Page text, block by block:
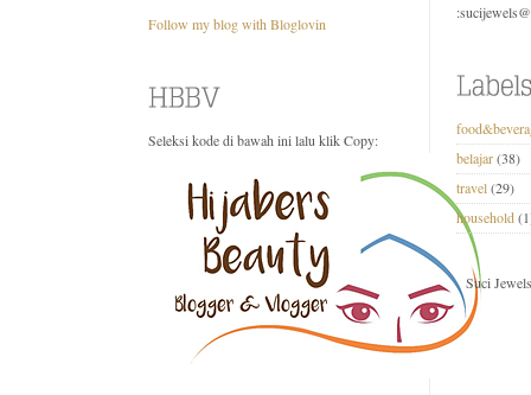
Follow my blog with Bloglovin
Seleksi kode di bawah ini lalu klik Copy:
belajar(38)
travel(29)
household
Suci